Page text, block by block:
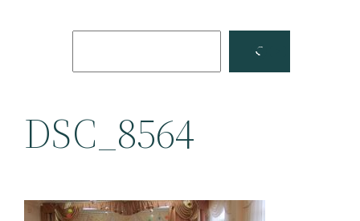
Facebook
DSC_8564